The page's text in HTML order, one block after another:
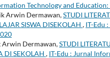
Technology and
Arwin Dermawan,STUDI
SISWA DISEKOLAH , IT-Edu
Arwin Dermawan,STUDI
DI SEKOLAH , IT-Edu : Jurnal